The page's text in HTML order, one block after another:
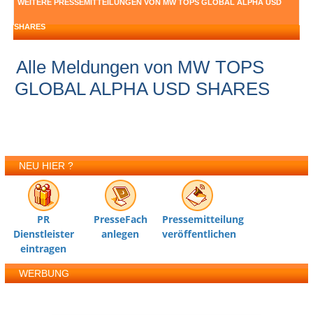
WEITERE PRESSEMITTEILUNGEN VON MW TOPS GLOBAL ALPHA USD
SHARES
Alle Meldungen von MW TOPS
GLOBAL ALPHA USD SHARES
NEU HIER ?
PR
Dienstleister
eintragen
PresseFach
anlegen
Pressemitteilung
veröffentlichen
WERBUNG